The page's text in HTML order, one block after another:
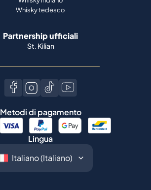
Whisky tedesco
Partnership ufficiali
St. Kilian
Metodi di pagamento
Lingua